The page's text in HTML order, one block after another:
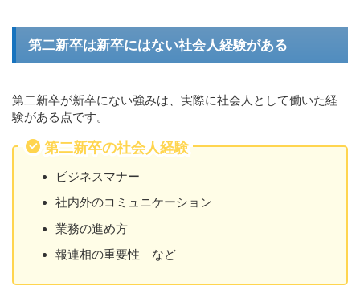
第二新卒は新卒にはない社会人経験がある
第二新卒が新卒にない強みは、実際に社会人として働いた経
験がある点です。
第二新卒の社会人経験
ビジネスマナー
社内外のコミュニケーション
業務の進め方
報連相の重要性 など